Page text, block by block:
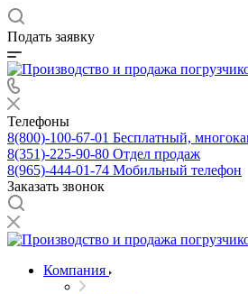
Подать заявку
Телефоны
8(800)-100-67-01 Бесплатный,
8(351)-225-90-80 Отдел продаж
8(965)-444-01-74 Мобильный телефон
Заказать звонок
Компания